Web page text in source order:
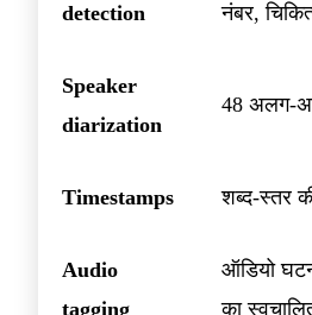
detection
नंबर,
Speaker
diarization
48 अलग-
Timestamps शब्द-स्तर
Audio
tagging
ऑडियो
का